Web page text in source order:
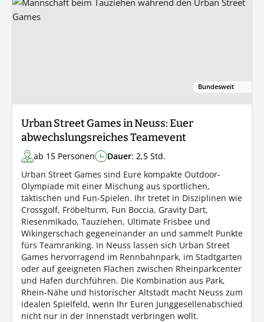
Bundesweit
Urban Street Games in Neuss: Euer
abwechslungsreiches Teamevent
ab 15 Personen Dauer: 2,5 Std.
Urban Street Games sind Eure kompakte Outdoor-
Olympiade mit einer Mischung aus sportlichen,
taktischen und Fun-Spielen. Ihr tretet in Disziplinen wie
Crossgolf, Fröbelturm, Fun Boccia, Gravity Dart,
Riesenmikado, Tauziehen, Ultimate Frisbee und
Wikingerschach gegeneinander an und sammelt Punkte
fürs Teamranking. In Neuss lassen sich Urban Street
Games hervorragend im Rennbahnpark, im Stadtgarten
oder auf geeigneten Flächen zwischen Rheinparkcenter
und Hafen durchführen. Die Kombination aus Park,
Rhein-Nähe und historischer Altstadt macht Neuss zum
idealen Spielfeld, wenn Ihr Euren Junggesellenabschied
nicht nur in der Innenstadt verbringen wollt.